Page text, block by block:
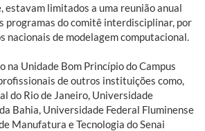
estavam limitados a uma reunião anual
programas do comitê interdisciplinar, por
nacionais de modelagem computacional.
na Unidade Bom Princípio do Campus
de outros instituições como,
do Rio de Janeiro, Universidade
Bahia, Universidade Federal Fluminense
Manufatura e Tecnologia do Senai